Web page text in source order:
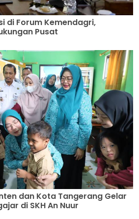
di Forum Kemendagri,
Pusat
dan Kota Tangerang Gelar
di SKH An Nuur